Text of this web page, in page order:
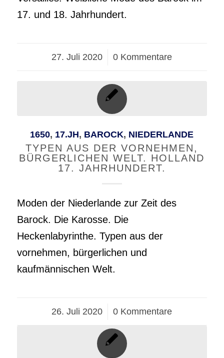
17. und 18. Jahrhundert.
27. Juli 2020
/ 0 Kommentare
1650, 17.JH, BAROCK, NIEDERLANDE
TYPEN AUS DER VORNEHMEN,
BÜRGERLICHEN WELT. HOLLAND
17. JAHRHUNDERT.
Moden der Niederlande zur Zeit des
Barock. Die Karosse. Die
Heckenlabyrinthe. Typen aus der
vornehmen, bürgerlichen und
kaufmännischen Welt.
26. Juli 2020
/ 0 Kommentare